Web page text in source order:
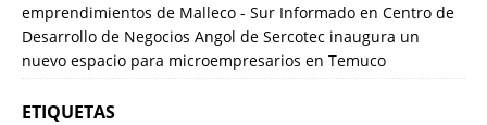
emprendimientos de Malleco - Sur Informado en Centro de
Desarrollo de Negocios Angol de Sercotec inaugura un
nuevo espacio para microempresarios en Temuco
ETIQUETAS